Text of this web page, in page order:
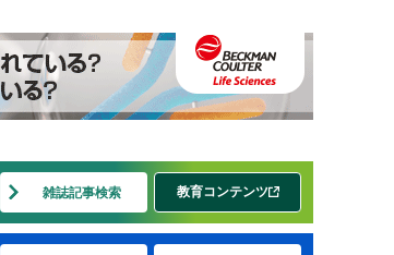
雑誌記事検索 教育コンテンツ